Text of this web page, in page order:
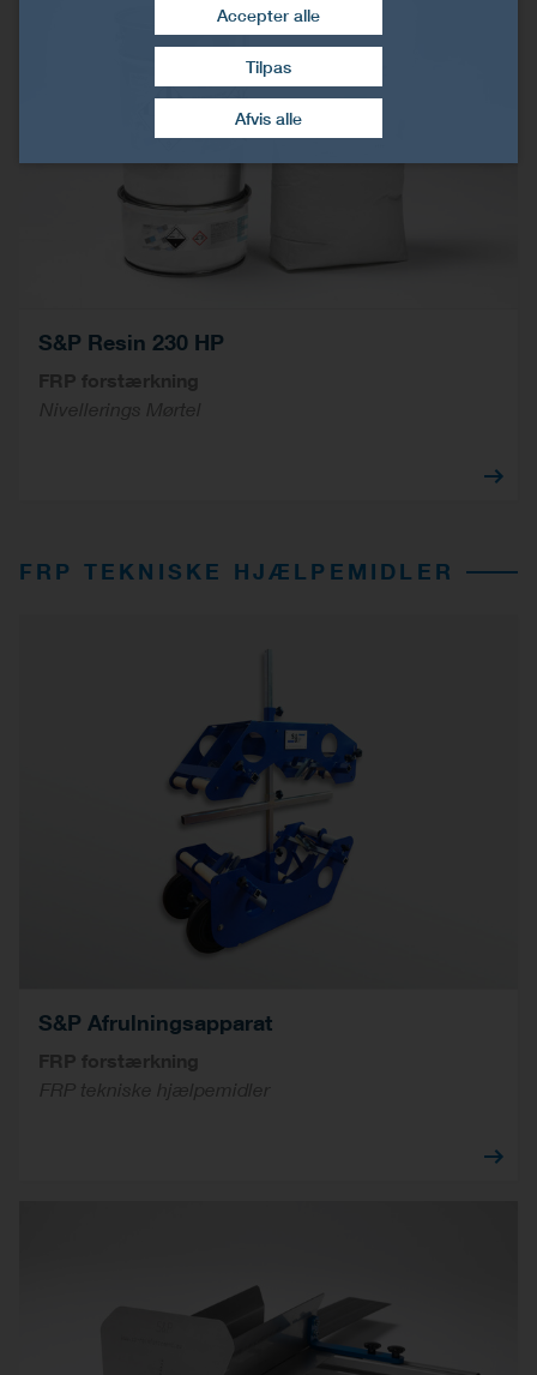
S&P Resin 230 HP
FRP forstærkning
Nivellerings Mørtel
FRP TEKNISKE HJÆLPEMIDLER
S&P Afrulningsapparat
FRP forstærkning
FRP tekniske hjælpemidler
Afvis alle
Accepter alle
Træk samtykke tilbage
Tilpas